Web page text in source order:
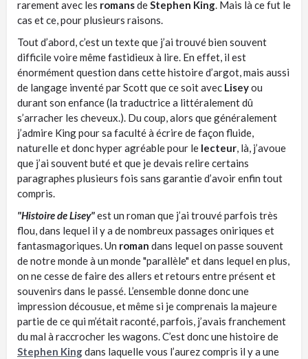
rarement avec les romansde Stephen King . Mais là ce fut le
cas et ce, pour plusieurs raisons.
Tout d’abord, c’est un texte que j’ai trouvé bien souvent
difficile voire même fastidieux à lire. En effet, il est
énormément question dans cette histoire d’argot, mais aussi
de langage inventé par Scott que ce soit avec Liseyou
durant son enfance (la traductrice a littéralement dû
s’arracher les cheveux.). Du coup, alors que généralement
j’admire King pour sa faculté à écrire de façon fluide,
naturelle et donc hyper agréable pour le lecteur , là, j’avoue
que j’ai souvent buté et que je devais relire certains
paragraphes plusieurs fois sans garantie d’avoir enfin tout
compris.
"Histoire de Lisey"est un roman que j’ai trouvé parfois très
flou, dans lequel il y a de nombreux passages oniriques et
fantasmagoriques. Un roman dans lequel on passe souvent
de notre monde à un monde "parallèle" et dans lequel en plus,
on ne cesse de faire des allers et retours entre présent et
souvenirs dans le passé. L’ensemble donne donc une
impression décousue, et même si je comprenais la majeure
partie de ce qui m’était raconté, parfois, j’avais franchement
du mal à raccrocher les wagons. C’est donc une histoire de
Stephen Kingdans laquelle vous l’aurez compris il y a une